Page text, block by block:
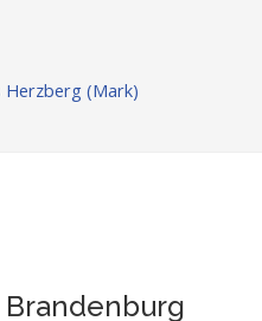
Herzberg (Mark)